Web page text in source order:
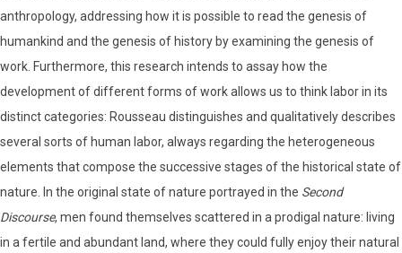
anthropology, addressing how it is possible to read the genesis of
humankind and the genesis of history by examining the genesis of
work. Furthermore, this research intends to assay how the
development of different forms of work allows us to think labor in its
distinct categories: Rousseau distinguishes and qualitatively describes
several sorts of human labor, always regarding the heterogeneous
elements that compose the successive stages of the historical state of
nature. In the original state of nature portrayed in the Second
Discourse, men found themselves scattered in a prodigal nature: living
in a fertile and abundant land, where they could fully enjoy their natural